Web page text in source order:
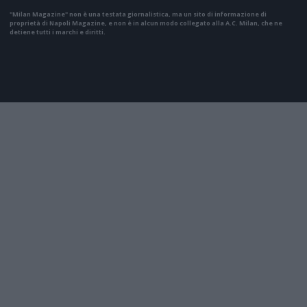
"Milan Magazine" non è una testata giornalistica, ma un sito di informazione di
proprietà di Napoli Magazine, e non è in alcun modo collegato alla A.C. Milan, che ne
detiene tutti i marchi e diritti.